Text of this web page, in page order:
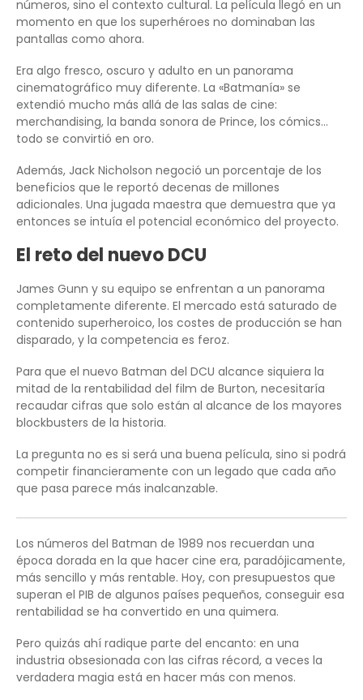
números, sino el contexto cultural. La película llegó en un
momento en que los superhéroes no dominaban las
pantallas como ahora.
Era algo fresco, oscuro y adulto en un panorama
cinematográfico muy diferente. La «Batmanía» se
extendió mucho más allá de las salas de cine:
merchandising, la banda sonora de Prince, los cómics…
todo se convirtió en oro.
Además, Jack Nicholson negoció un porcentaje de los
beneficios que le reportó decenas de millones
adicionales. Una jugada maestra que demuestra que ya
entonces se intuía el potencial económico del proyecto.
El reto del nuevo DCU
James Gunn y su equipo se enfrentan a un panorama
completamente diferente. El mercado está saturado de
contenido superheroico, los costes de producción se han
disparado, y la competencia es feroz.
Para que el nuevo Batman del DCU alcance siquiera la
mitad de la rentabilidad del film de Burton, necesitaría
recaudar cifras que solo están al alcance de los mayores
blockbusters de la historia.
La pregunta no es si será una buena película, sino si podrá
competir financieramente con un legado que cada año
que pasa parece más inalcanzable.
Los números del Batman de 1989 nos recuerdan una
época dorada en la que hacer cine era, paradójicamente,
más sencillo y más rentable. Hoy, con presupuestos que
superan el PIB de algunos países pequeños, conseguir esa
rentabilidad se ha convertido en una quimera.
Pero quizás ahí radique parte del encanto: en una
industria obsesionada con las cifras récord, a veces la
verdadera magia está en hacer más con menos.